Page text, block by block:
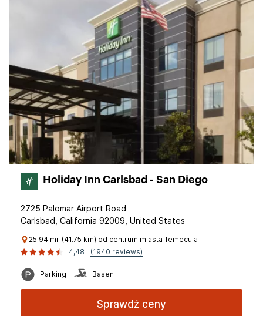
Holiday Inn Carlsbad - San Diego
2725 Palomar Airport Road
Carlsbad, California 92009, United States
25.94 mil (41.75 km) od centrum miasta Temecula
4,48
(1940 reviews)
Parking Basen
Sprawdź ceny